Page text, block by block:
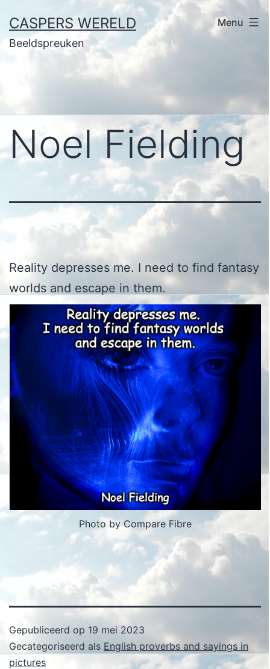
naar
de
CASPERS WERELD
Beeldspreuken
Menu
Noel Fielding
Reality depresses me. I need to find fantasy
worlds and escape in them.
Photo by Compare Fibre
Gepubliceerd op 19 mei 2023
Gecategoriseerd als English proverbs and sayings in
pictures